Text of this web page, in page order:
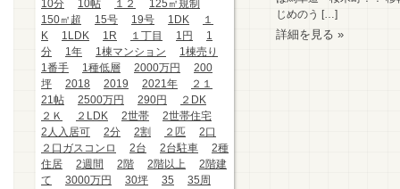
10分
10帖 １２
125㎡規制
150㎡超
15号 19号 1DK
１
K
1LDK 1R １丁目 1円
1
分
1年 1棟マンション
1棟売り
1番手
1種低層 2000万円
200
坪
2018 2019 2021年
２１
21帖
2500万円 290円
２DK
２Ｋ
２LDK 2世帯
2世帯住宅
2人入居可
2分 2割 ２匹
2口
２口ガスコンロ
2台 2台駐車
2種
住居
2週間 2階 2階以上
2階建
て
3000万円 30坪 35
35周
じめのう […]
詳細を見る »